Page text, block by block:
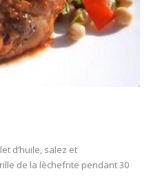
d’huile, salez et
de la lèchefrite pendant 30